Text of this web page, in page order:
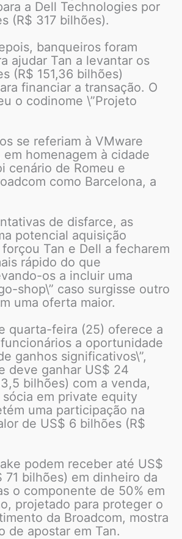
a Dell Technologies por
(R$ 317 bilhões).
banqueiros foram
ajudar Tan a levantar os
(R$ 151,36 bilhões)
financiar a transação. O
o codinome \”Projeto
se referiam à VMware
em homenagem à cidade
cenário de Romeu e
como Barcelona, a
de disfarce, as
potencial aquisição
Tan e Dell a fecharem
rápido do que
os a incluir uma
shop\” caso surgisse outro
uma oferta maior.
quarta-feira (25) oferece a
a oportunidade
ganhos significativos\”,
deve ganhar US$ 24
bilhões) com a venda,
em private equity
uma participação na
de US$ 6 bilhões (R$
podem receber até US$
71 bilhões) em dinheiro da
o componente de 50% em
projetado para proteger o
da Broadcom, mostra
de apostar em Tan.